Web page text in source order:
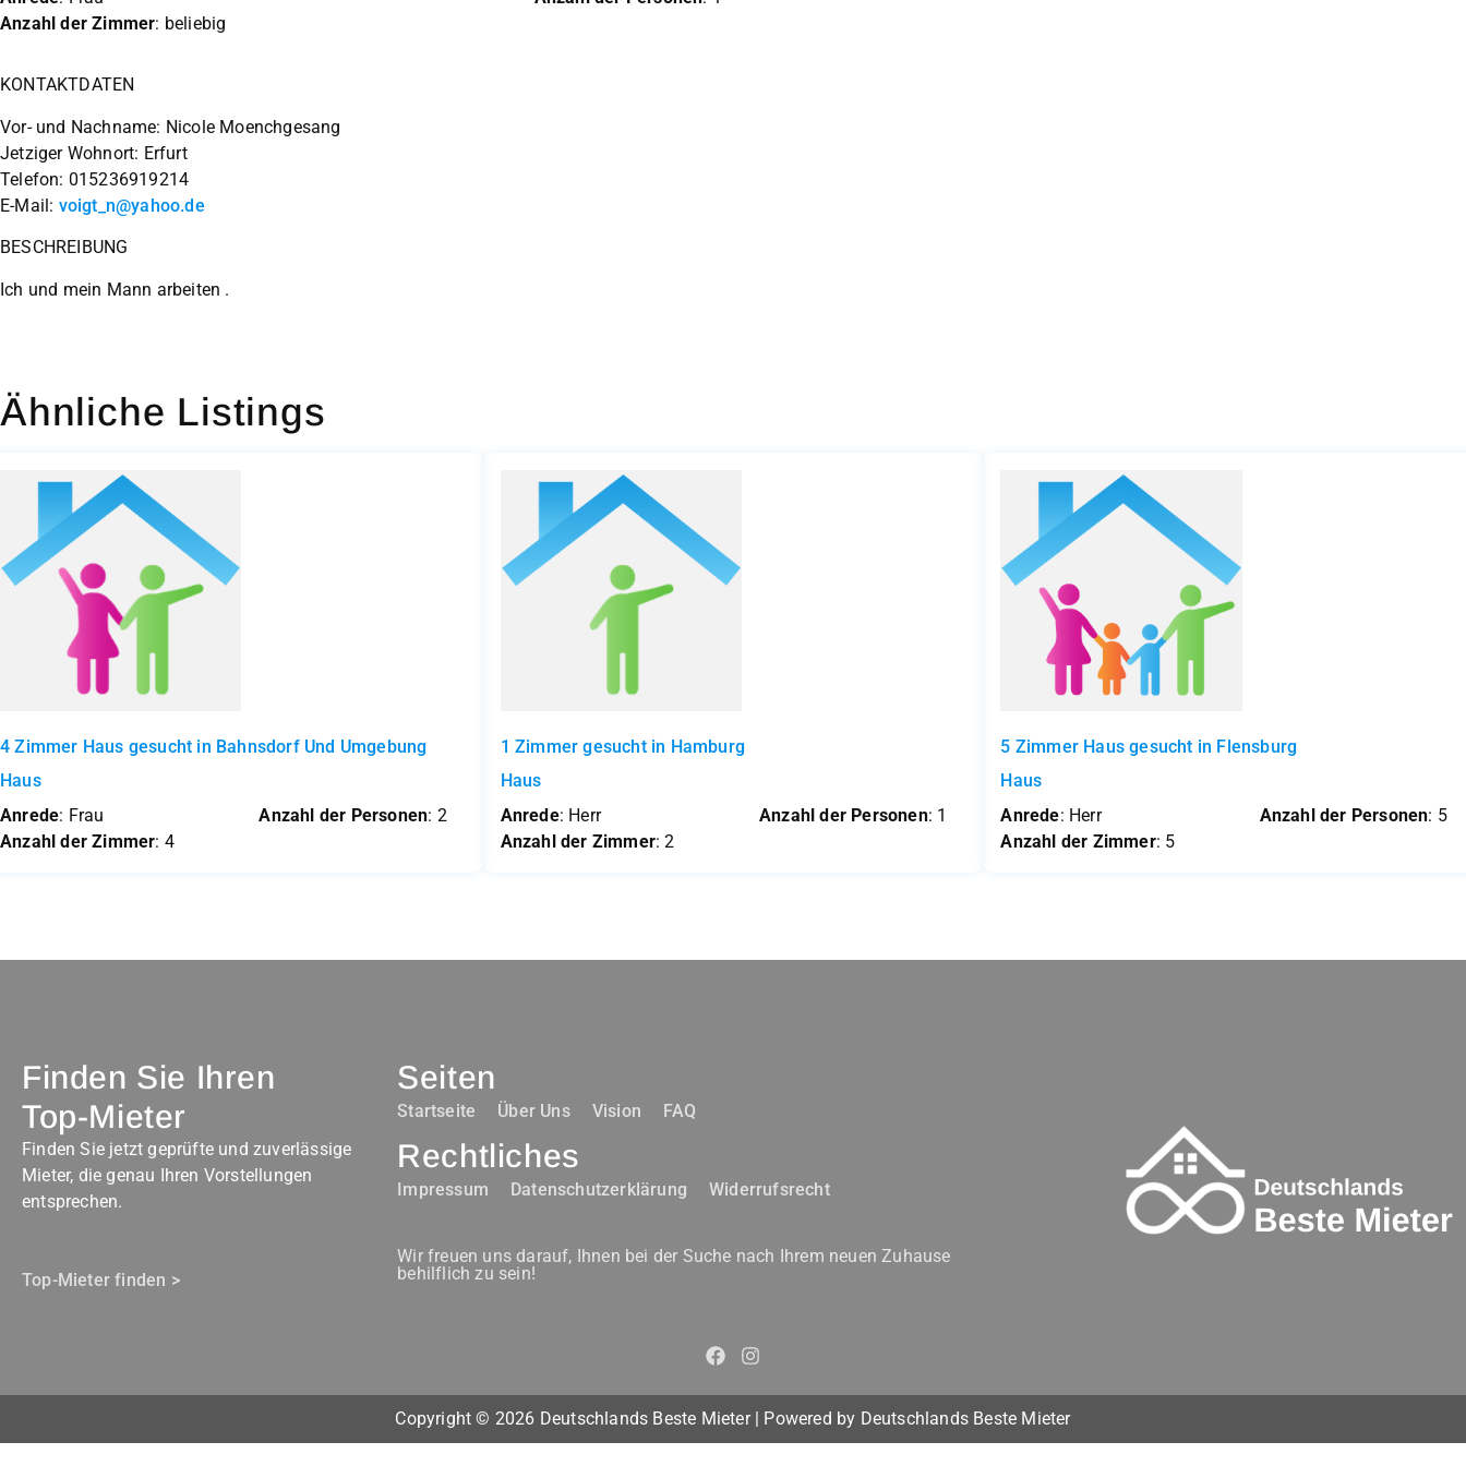
Anzahl der Zimmer: beliebig
KONTAKTDATEN
Vor- und Nachname: Nicole Moenchgesang
Jetziger Wohnort: Erfurt
Telefon: 015236919214
E-Mail: voigt_n@yahoo.de
BESCHREIBUNG
Ich und mein Mann arbeiten .
Ähnliche Listings
4 Zimmer Haus gesucht in Bahnsdorf Und Umgebung
Haus
Anrede: Frau Anzahl der Personen: 2
Anzahl der Zimmer: 4
1 Zimmer gesucht in Hamburg
Haus
Anrede: Herr Anzahl der Personen: 1
Anzahl der Zimmer: 2
5 Zimmer Haus gesucht in Flensburg
Haus
Anrede: Herr Anzahl der Personen: 5
Anzahl der Zimmer: 5
Finden Sie Ihren
Top-Mieter
Finden Sie jetzt geprüfte und zuverlässige
Mieter, die genau Ihren Vorstellungen
entsprechen.
Top-Mieter finden >
Seiten
Startseite Über Uns Vision FAQ
Rechtliches
Impressum Datenschutzerklärung Widerrufsrecht
Wir freuen uns darauf, Ihnen bei der Suche nach Ihrem neuen Zuhause
behilflich zu sein!
Copyright © 2026 Deutschlands Beste Mieter | Powered by Deutschlands Beste Mieter